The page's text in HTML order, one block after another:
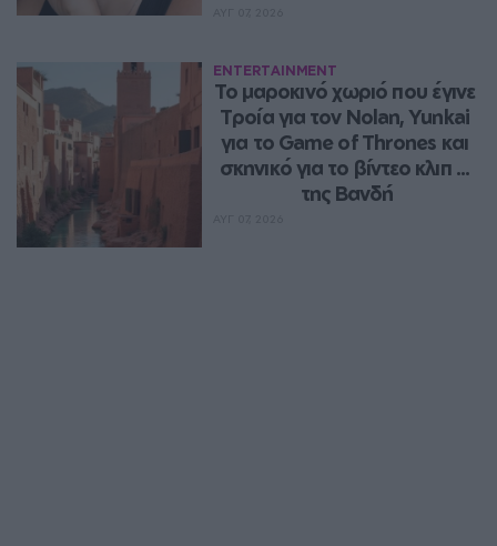
ENTERTAINMENT
Το μαροκινό χωριό που έγινε
Τροία για τον Nolan, Yunkai
για το Game of Thrones και
σκηνικό για το βίντεο κλιπ ...
της Βανδή